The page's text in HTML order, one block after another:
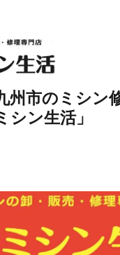
州市のミシン
シン生活」